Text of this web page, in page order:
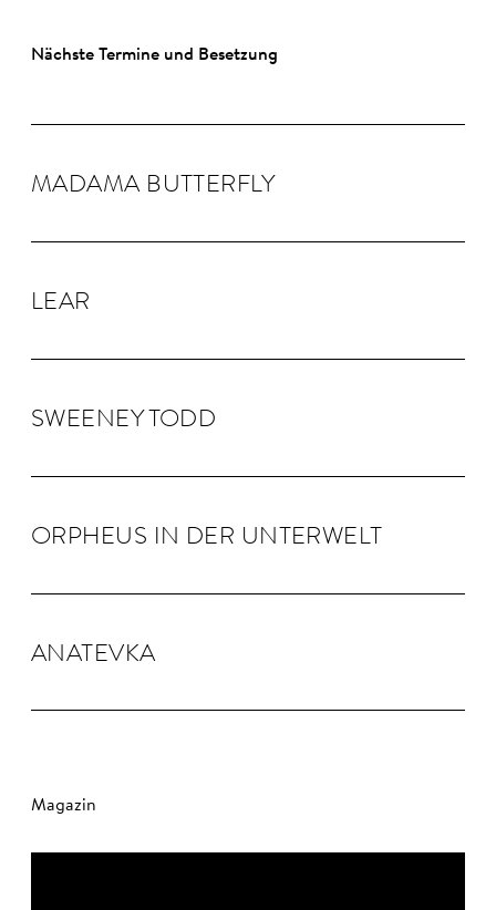
Nächste Termine und Besetzung
MADAMA BUTTER­FLY
LEAR
SWEENEY TODD
OR­PHEUS IN DER UN­TER­WELT
ANA­TEVKA
Magazin